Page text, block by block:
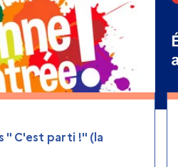
" C'est parti !" (la